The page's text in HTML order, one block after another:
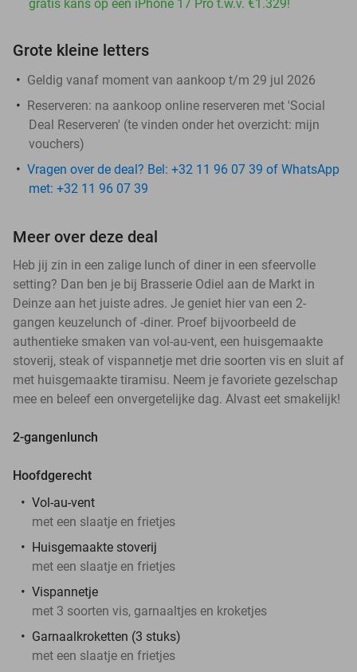
gratis kans op een iPhone 17 Pro t.w.v. €1.329!
Grote kleine letters
Geldig vanaf moment van aankoop t/m 29 jul 2026
Reserveren: na aankoop online reserveren met 'Social
Deal Reserveren' (te vinden onder het overzicht: mijn
vouchers)
Vragen over de deal? Bel: +32 11 96 07 39 of WhatsApp
met: +32 11 96 07 39
Meer over deze deal
Heb jij zin in een zalige lunch of diner in een sfeervolle
setting? Dan ben je bij Brasserie Odiel aan de Markt in
Deinze aan het juiste adres. Je geniet hier van een 2-
gangen keuzelunch of -diner. Proef bijvoorbeeld de
authentieke smaken van vol-au-vent, een huisgemaakte
stoverij, steak of vispannetje met drie soorten vis en sluit af
met huisgemaakte tiramisu. Neem je favoriete gezelschap
mee en beleef een onvergetelijke dag. Alvast eet smakelijk!
2-gangenlunch
Hoofdgerecht
Vol-au-vent
met een slaatje en frietjes
Huisgemaakte stoverij
met een slaatje en frietjes
Vispannetje
met 3 soorten vis, garnaaltjes en kroketjes
Garnaalkroketten (3 stuks)
met een slaatje en frietjes